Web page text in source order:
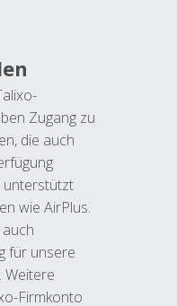
Zugang zu
die auch
unterstützt
wie AirPlus.
für unsere
Weitere
Firmkonto